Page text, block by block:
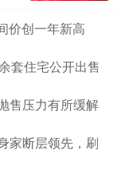
价创一年新高
套住宅公开出售
售压力有所缓解
家断层领先，刷